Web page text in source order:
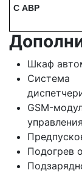
С АВР
Шкаф
GSM-
Подогрев